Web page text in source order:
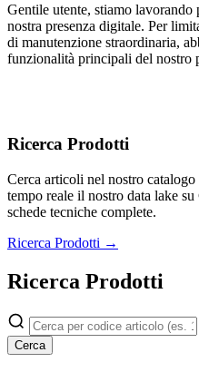
Gentile utente, stiamo lavorando
nostra presenza digitale. Per
di manutenzione straordinaria,
funzionalità principali del nostro
Ricerca Prodotti
Cerca articoli nel nostro
tempo reale il nostro data lake
schede tecniche complete.
Ricerca Prodotti →
Ricerca Prodotti
Cerca